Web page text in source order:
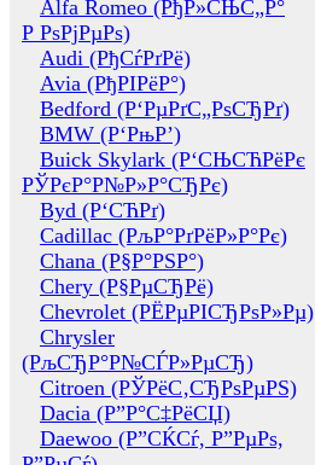
Alfa Romeo (РђР»СЊС„Р°
Р РѕРјРµРѕ)
Audi (РђСѓРґРё)
Avia (РђРІРёР°)
Bedford (Р‘РµРґС„РѕСЂРґ)
BMW (Р‘РњР’)
Buick Skylark (Р‘СЊСЋРёРє
РЎРєР°Р№Р»Р°СЂРє)
Byd (Р‘СЋРґ)
Cadillac (РљР°РґРёР»Р°Рє)
Chana (Р§Р°РЅР°)
Chery (Р§РµСЂРё)
Chevrolet (РЁРµРІСЂРѕР»Рµ)
Chrysler
(РљСЂР°Р№СЃР»РµСЂ)
Citroen (РЎРёС‚СЂРѕРµРЅ)
Dacia (Р”Р°С‡РёСЏ)
Daewoo (Р”СЌСѓ, Р”РµРѕ,